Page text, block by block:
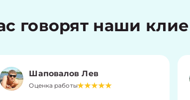
говорят наши
Шаповалов Лев
Оценка работы